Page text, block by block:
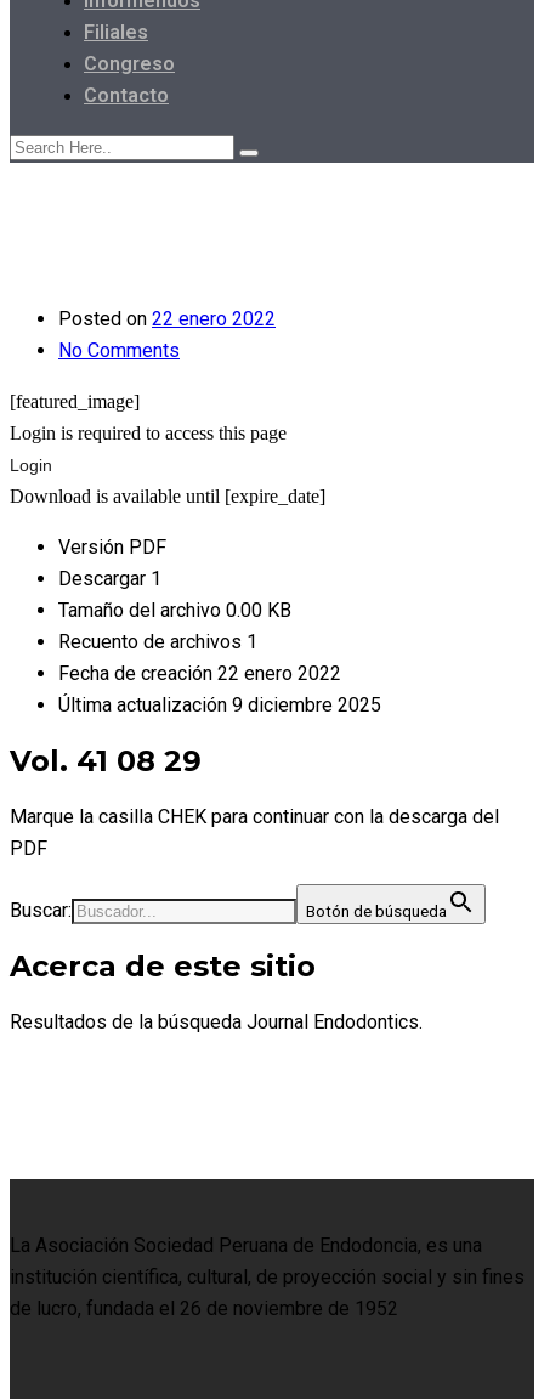
Filiales
Congreso
Contacto
Posted on 22 enero 2022
No Comments
[featured_image]
Login is required to access this page
Login
Download is available until [expire_date]
Versión PDF
Descargar 1
Tamaño del archivo 0.00 KB
Recuento de archivos 1
Fecha de creación 22 enero 2022
Última actualización 9 diciembre 2025
Vol. 41 08 29
Marque la casilla CHEK para continuar con la descarga del
PDF
Buscar: Botón de búsqueda
Acerca de este sitio
Resultados de la búsqueda Journal Endodontics.
La Asociación Sociedad Peruana de Endodoncia, es una
institución científica, cultural, de proyección social y sin fines
de lucro, fundada el 26 de noviembre de 1952